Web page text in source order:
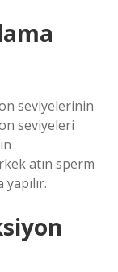
seviyelerinin
seviyeleri
atın sperm